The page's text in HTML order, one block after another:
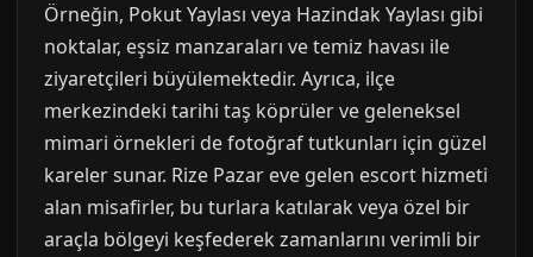
Örneğin, Pokut Yaylası veya Hazindak Yaylası gibi
noktalar, eşsiz manzaraları ve temiz havası ile
ziyaretçileri büyülemektedir. Ayrıca, ilçe
merkezindeki tarihi taş köprüler ve geleneksel
mimari örnekleri de fotoğraf tutkunları için güzel
kareler sunar. Rize Pazar eve gelen escort hizmeti
alan misafirler, bu turlara katılarak veya özel bir
araçla bölgeyi keşfederek zamanlarını verimli bir